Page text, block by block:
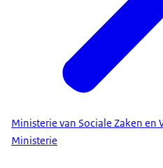
Ministerie van Sociale Zaken en
Ministerie